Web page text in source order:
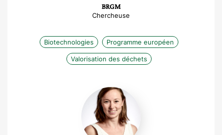
BRGM
Chercheuse
Biotechnologies Programme européen
Valorisation des déchets
Clémence
de
Pommereau